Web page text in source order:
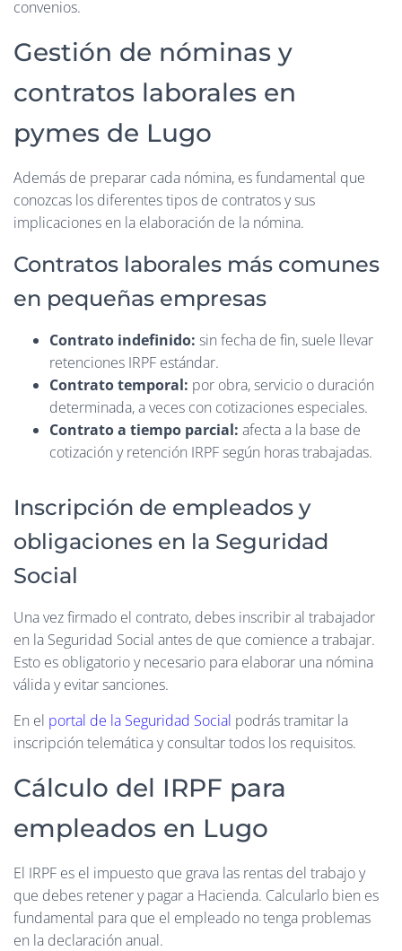
convenios.
Gestión de nóminas y
contratos laborales en
pymes de Lugo
Además de preparar cada nómina, es fundamental que
conozcas los diferentes tipos de contratos y sus
implicaciones en la elaboración de la nómina.
Contratos laborales más comunes
en pequeñas empresas
Contrato indefinido: sin fecha de fin, suele llevar
retenciones IRPF estándar.
Contrato temporal: por obra, servicio o duración
determinada, a veces con cotizaciones especiales.
Contrato a tiempo parcial: afecta a la base de
cotización y retención IRPF según horas trabajadas.
Inscripción de empleados y
obligaciones en la Seguridad
Social
Una vez firmado el contrato, debes inscribir al trabajador
en la Seguridad Social antes de que comience a trabajar.
Esto es obligatorio y necesario para elaborar una nómina
válida y evitar sanciones.
En el portal de la Seguridad Social podrás tramitar la
inscripción telemática y consultar todos los requisitos.
Cálculo del IRPF para
empleados en Lugo
El IRPF es el impuesto que grava las rentas del trabajo y
que debes retener y pagar a Hacienda. Calcularlo bien es
fundamental para que el empleado no tenga problemas
en la declaración anual.